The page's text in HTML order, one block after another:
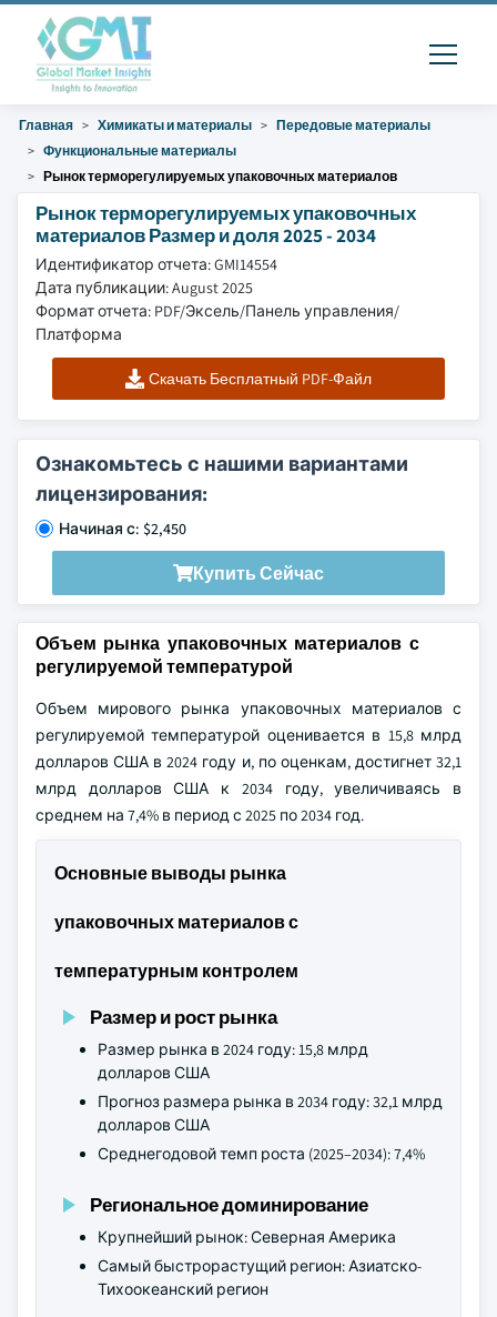
Главная Химикаты и материалы
Передовые материалы
Функциональные материалы
Рынок терморегулируемых упаковочных материалов
Рынок терморегулируемых упаковочных
материалов Размер и доля 2025 - 2034
Идентификатор отчета: GMI14554
Дата публикации: August 2025
Формат отчета: PDF/Эксель/Панель управления/
Платформа
Скачать Бесплатный PDF-Файл
Ознакомьтесь с нашими вариантами
лицензирования:
Начиная с: $2,450
Купить Сейчас
Объем рынка упаковочных материалов с
регулируемой температурой
Объем мирового рынка упаковочных материалов с
регулируемой температурой оценивается в 15,8 млрд
долларов США в 2024 году и, по оценкам, достигнет 32,1
млрд долларов США к 2034 году, увеличиваясь в
среднем на 7,4% в период с 2025 по 2034 год.
Основные выводы рынка
упаковочных материалов с
температурным контролем
Размер и рост рынка
Размер рынка в 2024 году: 15,8 млрд
долларов США
Прогноз размера рынка в 2034 году: 32,1 млрд
долларов США
Среднегодовой темп роста (2025–2034): 7,4%
Региональное доминирование
Крупнейший рынок: Северная Америка
Самый быстрорастущий регион: Азиатско-
Тихоокеанский регион